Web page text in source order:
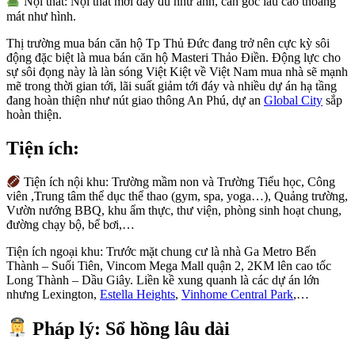
mát như hình.
Thị trường mua bán căn hộ Tp Thủ Đức đang trở nên cực kỳ sôi
động đặc biệt là mua bán căn hộ Masteri Thảo Điền. Động lực cho
sự sôi đọng này là làn sóng Việt Kiệt về Việt Nam mua nhà sẽ mạnh
mẽ trong thời gian tới, lãi suất giảm tới đáy và nhiều dự án hạ tầng
đang hoàn thiện như nút giao thông An Phú, dự an Global City sắp
hoàn thiện.
Tiện ích:
Tiện ích nội khu: Trường mầm non và Trường Tiểu học, Công
viên ,Trung tâm thể dục thể thao (gym, spa, yoga…), Quảng trường,
Vườn nướng BBQ, khu ẩm thực, thư viện, phòng sinh hoạt chung,
đường chạy bộ, bể bơi,…
Tiện ích ngoại khu: Trước mặt chung cư là nhà Ga Metro Bến
Thành – Suối Tiên, Vincom Mega Mall quận 2, 2KM lên cao tốc
Long Thành – Dầu Giây. Liền kề xung quanh là các dự án lớn
nhưng Lexington, Estella Heights, Vinhome Central Park,…
Pháp lý: Sổ hồng lâu dài